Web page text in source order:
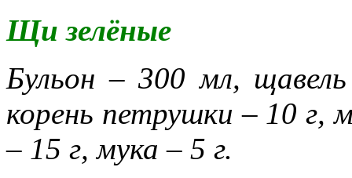
Щи зелёные
Бульон – 300 мл,
корень петрушки – 10 г,
– 15 г, мука – 5 г.